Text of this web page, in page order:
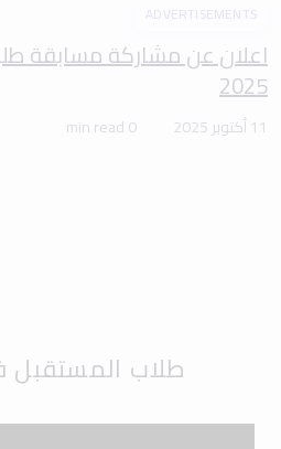
ADVERTISEMENTS
اعلان عن مشاركة مسابقة
2025
11 أكتوبر 2025 0 min read
طلاب المستقبل